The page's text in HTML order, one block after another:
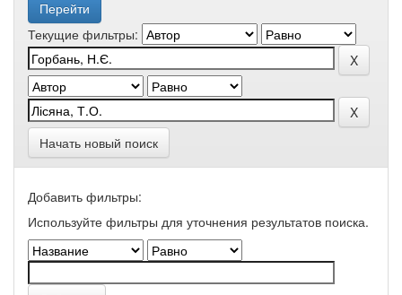
Текущие фильтры:
Начать новый поиск
Добавить фильтры:
Используйте фильтры для уточнения результатов поиска.